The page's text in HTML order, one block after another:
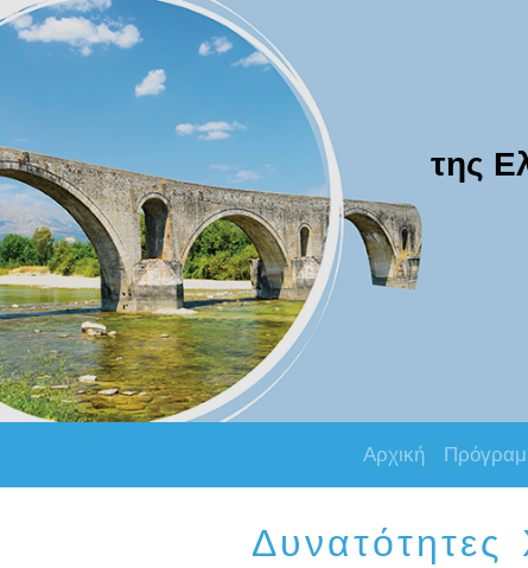
της
Αρχική
Δυνατότητες